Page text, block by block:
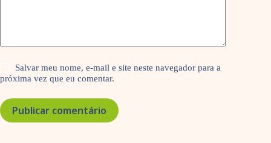
Salvar meu nome, e-mail e site neste navegador para a
próxima vez que eu comentar.
Publicar comentário